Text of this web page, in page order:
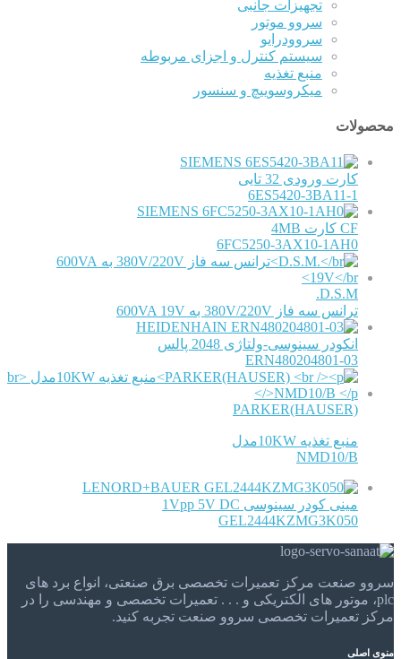
تجهیزات جانبی
سروو موتور
سروودرایو
سیستم کنترل و اجزای مربوطه
منبع تغذیه
میکروسوییچ و سنسور
محصولات
SIEMENS
کارت ورودی 32 تایی
6ES5420-3BA11-1
SIEMENS
CF کارت 4MB
6FC5250-3AX10-1AH0
D.S.M.
ترانس سه فاز 380V/220V به 600VA 19V
HEIDENHAIN
انکودر سینوسی-ولتاژی 2048 پالس
ERN480204801-03
PARKER(HAUSER)
منبع تغذیه 10KWمدل
NMD10/B
LENORD+BAUER
مینی کودر سینوسی 1Vpp 5V DC
GEL2444KZMG3K050
سروو صنعت مرکز تعمیرات تخصصی برق صنعتی، انواع برد های
plc، موتور های الکتریکی و . . . تعمیرات تخصصی و مهندسی را در
مرکز تعمیرات تخصصی سروو صنعت تجربه کنید.
منوی اصلی